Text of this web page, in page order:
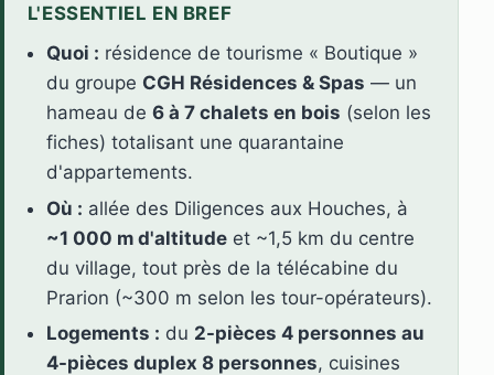
L'ESSENTIEL EN BREF
Quoi : résidence de tourisme « Boutique »
du groupe CGH Résidences & Spas — un
hameau de6 à 7 chalets en bois (selon les
fiches) totalisant une quarantaine
d'appartements.
Où : allée des Diligences aux Houches, à
~1 000 m d'altitude et ~1,5 km du centre
du village, tout près de la télécabine du
Prarion (~300 m selon les tour-opérateurs).
Logements : du 2-pièces 4 personnes au
4-pièces duplex 8 personnes, cuisines